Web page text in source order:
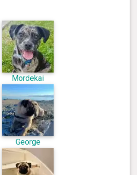
Mordekai
George